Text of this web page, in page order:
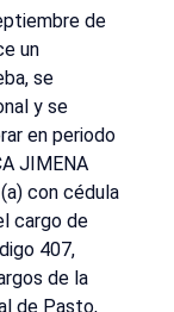
de
un
se
y se
en periodo
JIMENA
con cédula
cargo de
407,
de la
de Pasto,